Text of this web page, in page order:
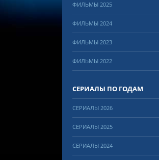
ФИЛЬМЫ 2025
ФИЛЬМЫ 2024
ФИЛЬМЫ 2023
ФИЛЬМЫ 2022
СЕРИАЛЫ ПО ГОДАМ
СЕРИАЛЫ 2026
СЕРИАЛЫ 2025
СЕРИАЛЫ 2024